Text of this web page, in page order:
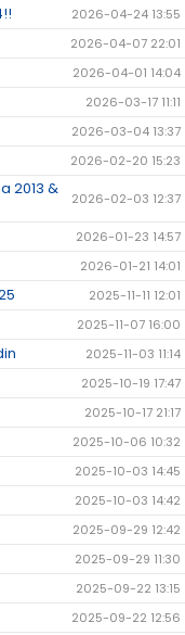
2026-04-24 13:55
2026-04-07 22:01
2026-04-01 14:04
2026-03-17 11:11
2026-03-04 13:37
2026-02-20 15:23
2013 &
2026-02-03 12:37
2026-01-23 14:57
2026-01-21 14:01
2025-11-11 12:01
2025-11-07 16:00
2025-11-03 11:14
2025-10-19 17:47
2025-10-17 21:17
2025-10-06 10:32
2025-10-03 14:45
2025-10-03 14:42
2025-09-29 12:42
2025-09-29 11:30
2025-09-22 13:15
2025-09-22 12:56